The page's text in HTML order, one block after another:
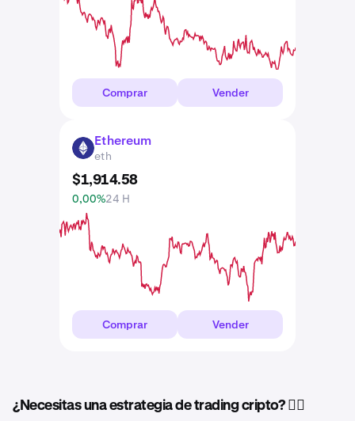
Comprar Vender
ETH Ethereum
eth
$1,914.58
0,00%24 H
Comprar Vender
¿Necesitas una estrategia de trading cripto? 🤷‍♂️